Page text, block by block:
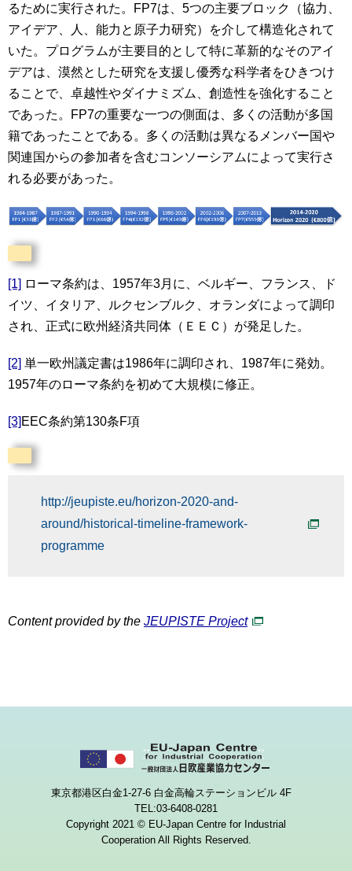
るために実行された。FP7は、5つの主要ブロック（協力、
アイデア、人、能力と原子力研究）を介して構造化されて
いた。プログラムが主要目的として特に革新的なそのアイ
デアは、漠然とした研究を支援し優秀な科学者をひきつけ
ることで、卓越性やダイナミズム、創造性を強化すること
であった。FP7の重要な一つの側面は、多くの活動が多国
籍であったことである。多くの活動は異なるメンバー国や
関連国からの参加者を含むコンソーシアムによって実行さ
れる必要があった。
[1] ローマ条約は、1957年3月に、ベルギー、フランス、ド
イツ、イタリア、ルクセンブルク、オランダによって調印
され、正式に欧州経済共同体（ＥＥＣ）が発足した。
[2] 単一欧州議定書は1986年に調印され、1987年に発効。
1957年のローマ条約を初めて大規模に修正。
[3] EEC条約第130条F項
http://jeupiste.eu/horizon-2020-and-
around/historical-timeline-framework-
programme
Content provided by the JEUPISTE Project
東京都港区白金1-27-6 白金高輪ステーションビル 4F
TEL:03-6408-0281
Copyright 2021 © EU-Japan Centre for Industrial
Cooperation All Rights Reserved.